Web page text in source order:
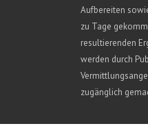
Aufbereiten
zu Tage
resultierenden
werden durch
zugänglich